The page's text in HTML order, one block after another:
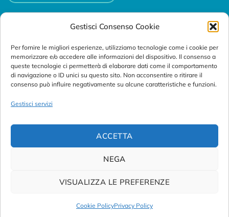
Gestisci Consenso Cookie
Per fornire le migliori esperienze, utilizziamo tecnologie come i cookie per
memorizzare e/o accedere alle informazioni del dispositivo. Il consenso a
queste tecnologie ci permetterà di elaborare dati come il comportamento
di navigazione o ID unici su questo sito. Non acconsentire o ritirare il
consenso può influire negativamente su alcune caratteristiche e funzioni.
Gestisci servizi
ACCETTA
NEGA
VISUALIZZA LE PREFERENZE
Cookie PolicyPrivacy Policy
Padova
Via Svizzera, 16 - 35127 Padova (Italy)
Tel:
+39 049 76 16 98
Telefax: +39 049 870 95 10
Email: customersupport@abanalitica.it
© Copyright 2023/2026AB ANALITICA s.r.l.
Credits byNoima